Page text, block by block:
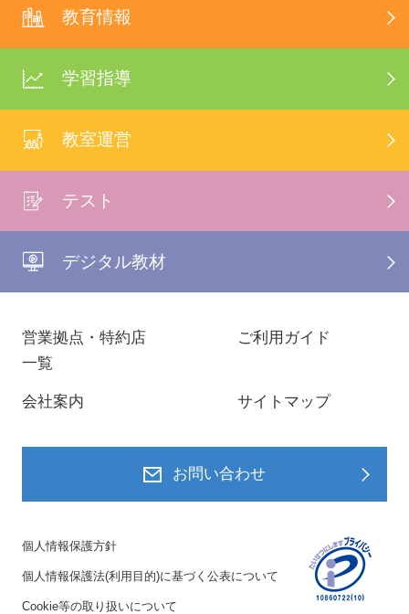
教育情報
学習指導
教室運営
テスト
デジタル教材
営業拠点・特約店
一覧
ご利用ガイド
会社案内 サイトマップ
お問い合わせ
個人情報保護方針
個人情報保護法(利用目的)に基づく公表について
Cookie等の取り扱いについて